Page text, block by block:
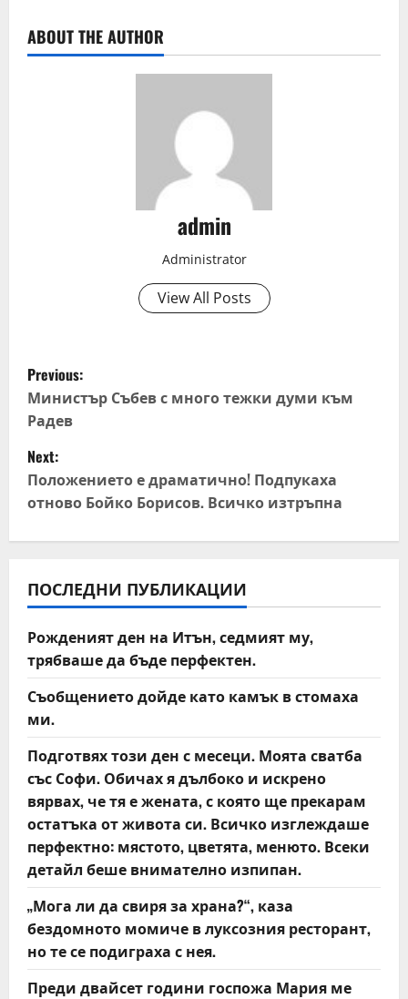
ABOUT THE AUTHOR
admin
Administrator
View All Posts
P
o
s
t
n
v
i
g
a
t
i
o
n
Previous:
Министър Събев с много тежки думи към
Радев
Next:
Положението е драматично! Подпукаха
отново Бойко Борисов. Всичко изтръпна
ПОСЛЕДНИ ПУБЛИКАЦИИ
Рожденият ден на Итън, седмият му,
трябваше да бъде перфектен.
Съобщението дойде като камък в стомаха
ми.
Подготвях този ден с месеци. Моята сватба
със Софи. Обичах я дълбоко и искрено
вярвах, че тя е жената, с която ще прекарам
остатъка от живота си. Всичко изглеждаше
перфектно: мястото, цветята, менюто. Всеки
детайл беше внимателно изпипан.
„Мога ли да свиря за храна?“, каза
бездомното момиче в луксозния ресторант,
но те се подиграха с нея.
Преди двайсет години госпожа Мария ме